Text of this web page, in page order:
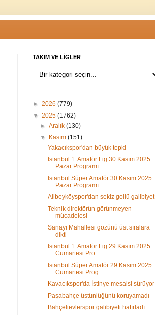
TAKIM VE LİGLER
► 2026 (779)
▼ 2025 (1762)
►Aralık(130)
▼
Kasım(151)
Yakacıkspor'dan büyük tepki
İstanbul 1. Amatör Lig 30 Kasım 2025
Pazar Programı
İstanbul Süper Amatör 30 Kasım 2025
Pazar Programı
Alibeyköyspor'dan sekiz gollü galibiyet
Teknik direktörün görünmeyen
mücadelesi
Sanayi Mahallesi gözünü üst sıralara
dikti
İstanbul 1. Amatör Lig 29 Kasım 2025
Cumartesi Pro...
İstanbul Süper Amatör 29 Kasım 2025
Cumartesi Prog...
Kavacıkspor'da İstinye mesaisi sürüyor
Paşabahçe üstünlüğünü koruyamadı
Bahçelievlerspor galibiyeti hatırladı